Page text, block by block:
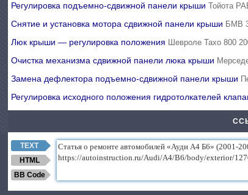
Регулировка подъемно-сдвижной панели крышиТойота
Снятие и установка мотора сдвижной панели крыши БМВ
Люк крыши — регулировка положения Шевроле Тахо 800
Очистка механизма сдвижной панели люка крыши
Замена дефлектора подъемно-сдвижной панели крыши
Регулировка исходного положения гидротолкателей
TEXT
HTML
BB Code